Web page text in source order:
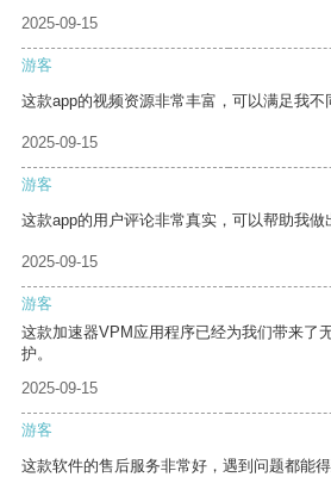
2025-09-15
游客
这款app的视频资源非常丰富，可以满足我不
2025-09-15
游客
这款app的用户评论非常真实，可以帮助我做
2025-09-15
游客
这款加速器VPM应用程序已经为我们带来了
护。
2025-09-15
游客
这款软件的售后服务非常好，遇到问题都能得